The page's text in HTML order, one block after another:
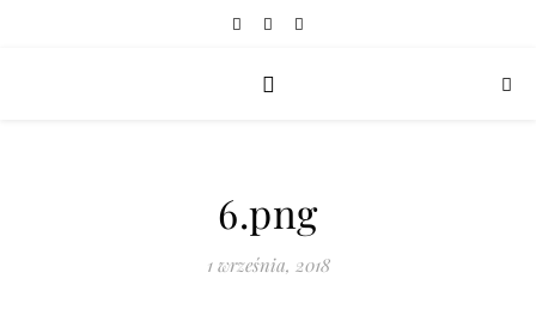
6.png
1 września, 2018